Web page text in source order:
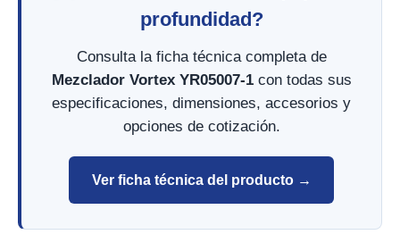
profundidad?
Consulta la ficha técnica completa de
Mezclador Vortex YR05007-1con todas sus
especificaciones, dimensiones, accesorios y
opciones de cotización.
Ver ficha técnica del producto →